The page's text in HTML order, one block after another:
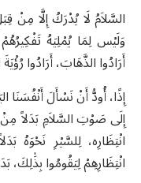
السَّلاَمُ لَا يُدْرَكُ إِلَّا مِنْ
وَلَيْس لِمَا يُمْلِيَهُ
أَرَادُوا الذَّهَابَ، أَرَادُوا
إِذًا، أُودُّ أَنْ نَسْأَلَ
إِلَى صَوْتِ السَّلاَمِ بَدَلاً
انْتِظَارِه، لِلسَّيْرِ نَحْوَهُ
انْتِظَارِهِمْ لِيَقُومُوا بِذَٰلِكَ،